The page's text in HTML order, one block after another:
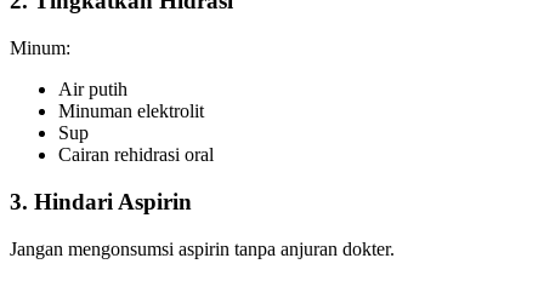
Minum:
Air putih
Minuman elektrolit
Sup
Cairan rehidrasi oral
3. Hindari Aspirin
Jangan mengonsumsi aspirin tanpa anjuran dokter.